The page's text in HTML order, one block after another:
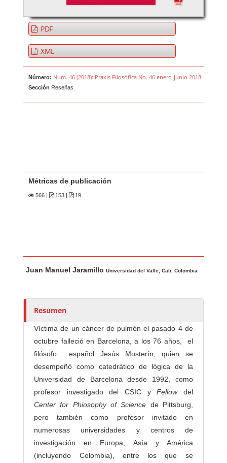
PDF
XML
Número: Núm. 46 (2018): Praxis Filosófica No. 46 enero-junio 2018
Sección Reseñas
Métricas de publicación
566 | 153 | 19
u
o
e
Juan Manuel JaramilloUniversidad del Valle, Cali, Colombia
Resumen
Víctima de un cáncer de pulmón el pasado 4 de
octubre falleció en Barcelona, a los 76 años, el
filósofo español Jesús Mosterín, quien se
desempeñó como catedrático de lógica de la
Universidad de Barcelona desde 1992, como
profesor investigado del CSIC yFellow del
Center for Phiosophy of Science de Pittsburg,
pero también como profesor invitado en
numerosas universidades y centros de
investigación en Europa, Asía y América
(incluyendo Colombia), entre los que se